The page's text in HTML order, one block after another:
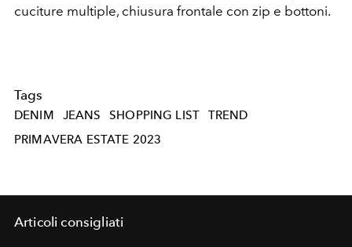
cuciture multiple, chiusura frontale con zip e bottoni.
Tags
DENIM JEANS SHOPPING LIST
TREND
PRIMAVERA ESTATE 2023
Articoli consigliati